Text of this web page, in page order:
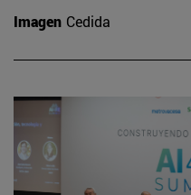
Imagen Cedida